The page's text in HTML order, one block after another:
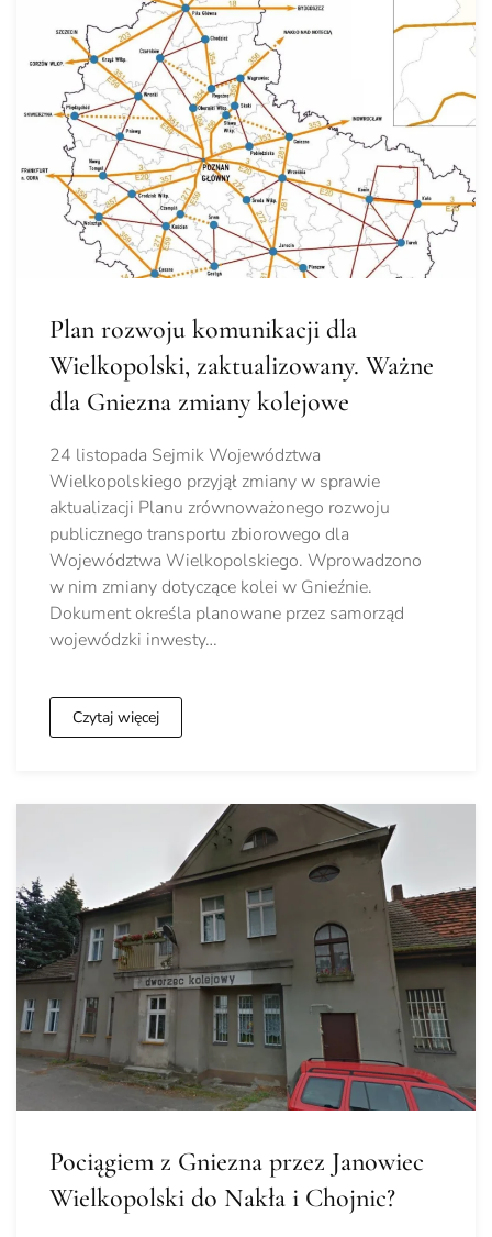
Plan rozwoju komunikacji dla
Wielkopolski, zaktualizowany. Ważne
dla Gniezna zmiany kolejowe
24 listopada Sejmik Województwa
Wielkopolskiego przyjął zmiany w sprawie
aktualizacji Planu zrównoważonego rozwoju
publicznego transportu zbiorowego dla
Województwa Wielkopolskiego. Wprowadzono
w nim zmiany dotyczące kolei w Gnieźnie.
Dokument określa planowane przez samorząd
wojewódzki inwesty…
Czytaj więcej
Pociągiem z Gniezna przez Janowiec
Wielkopolski do Nakła i Chojnic?